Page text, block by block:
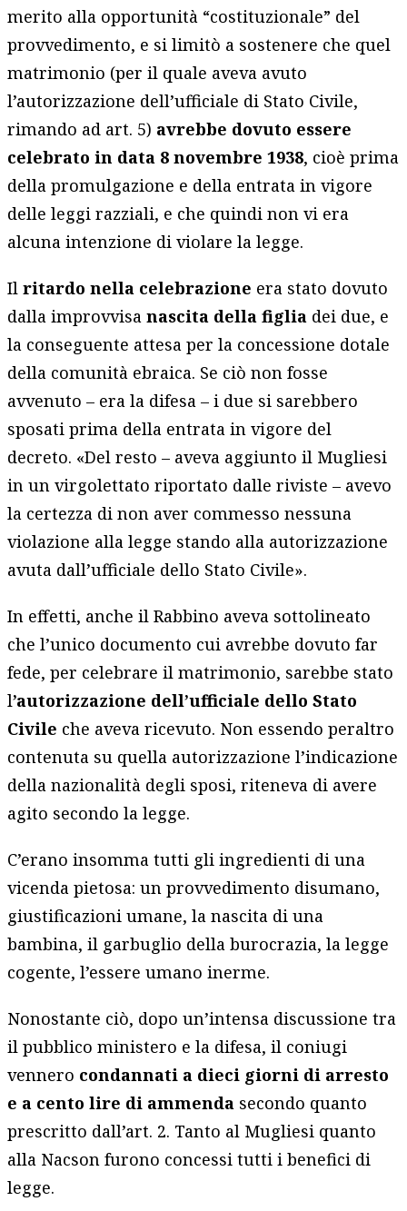
merito alla opportunità “costituzionale” del
provvedimento, e si limitò a sostenere che quel
matrimonio (per il quale aveva avuto
l’autorizzazione dell’ufficiale di Stato Civile,
rimando ad art. 5) avrebbe dovuto essere
celebrato in data 8 novembre 1938, cioè prima
della promulgazione e della entrata in vigore
delle leggi razziali, e che quindi non vi era
alcuna intenzione di violare la legge.
Ilritardo nella celebrazione era stato dovuto
dalla improvvisanascita della figlia dei due, e
la conseguente attesa per la concessione dotale
della comunità ebraica. Se ciò non fosse
avvenuto – era la difesa – i due si sarebbero
sposati prima della entrata in vigore del
decreto. «Del resto – aveva aggiunto il Mugliesi
in un virgolettato riportato dalle riviste – avevo
la certezza di non aver commesso nessuna
violazione alla legge stando alla autorizzazione
avuta dall’ufficiale dello Stato Civile».
In effetti, anche il Rabbino aveva sottolineato
che l’unico documento cui avrebbe dovuto far
fede, per celebrare il matrimonio, sarebbe stato
l’autorizzazione dell’ufficiale dello Stato
Civile che aveva ricevuto. Non essendo peraltro
contenuta su quella autorizzazione l’indicazione
della nazionalità degli sposi, riteneva di avere
agito secondo la legge.
C’erano insomma tutti gli ingredienti di una
vicenda pietosa: un provvedimento disumano,
giustificazioni umane, la nascita di una
bambina, il garbuglio della burocrazia, la legge
cogente, l’essere umano inerme.
Nonostante ciò, dopo un’intensa discussione tra
il pubblico ministero e la difesa, il coniugi
vennero condannati a dieci giorni di arresto
e a cento lire di ammenda secondo quanto
prescritto dall’art. 2. Tanto al Mugliesi quanto
alla Nacson furono concessi tutti i benefici di
legge.